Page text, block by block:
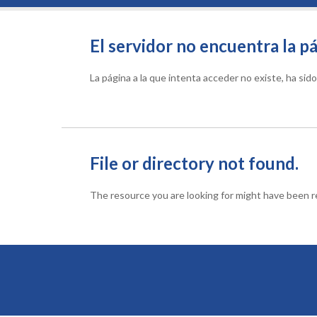
El servidor no encuentra la
La página a la que intenta acceder no existe, ha
File or directory not found.
The resource you are looking for might have been